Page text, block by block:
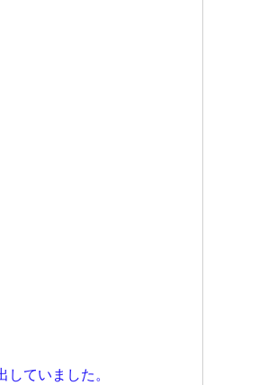
ていました。